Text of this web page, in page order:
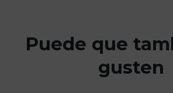
Puede que
gusten